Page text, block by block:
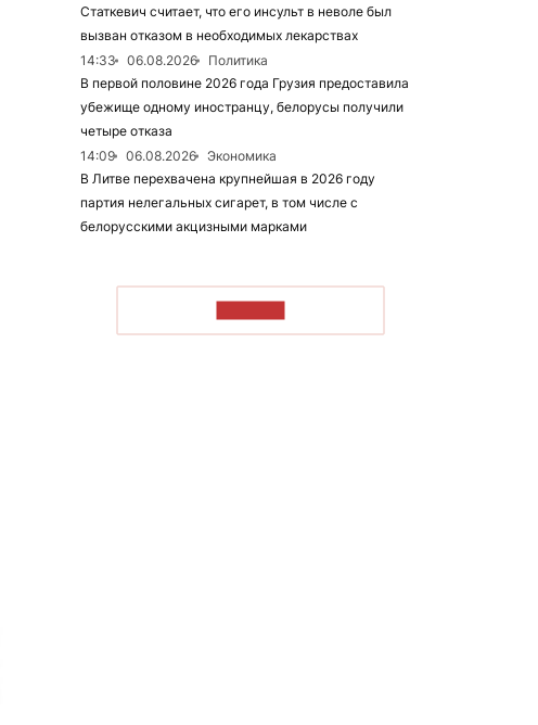
Статкевич считает, что его инсульт в неволе был
вызван отказом в необходимых лекарствах
14:33
06.08.2026
Политика
В первой половине 2026 года Грузия предоставила
убежище одному иностранцу, белорусы получили
четыре отказа
14:09
06.08.2026
Экономика
В Литве перехвачена крупнейшая в 2026 году
партия нелегальных сигарет, в том числе с
белорусскими акцизными марками